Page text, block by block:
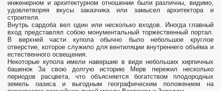
инженерном и архитектурном отношении были различны, видимо,
удовлетворяя вкусы заказчика или замысел архитектора и
строителя.
Внутрь сардоба вел один или несколько входов. Иногда главный
вход представлял собою монументальный торжественный портал.
В верхней части купола обычно было небольшое круглое
отверстие, которое служило для вентиляции внутреннего объёма и
естественного освещения.
Некоторые купола имели навершие в виде небольших кирпичных
башенок За свою долгую историю Мерв пережил несколько
периодов расцвета, что объясняется богатством плодородных
земель оазиса и выгодным географическим положением на